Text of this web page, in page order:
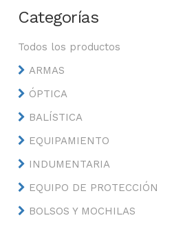
Categorías
Todos los productos
ARMAS
ÓPTICA
BALÍSTICA
EQUIPAMIENTO
INDUMENTARIA
EQUIPO DE PROTECCIÓN
BOLSOS Y MOCHILAS